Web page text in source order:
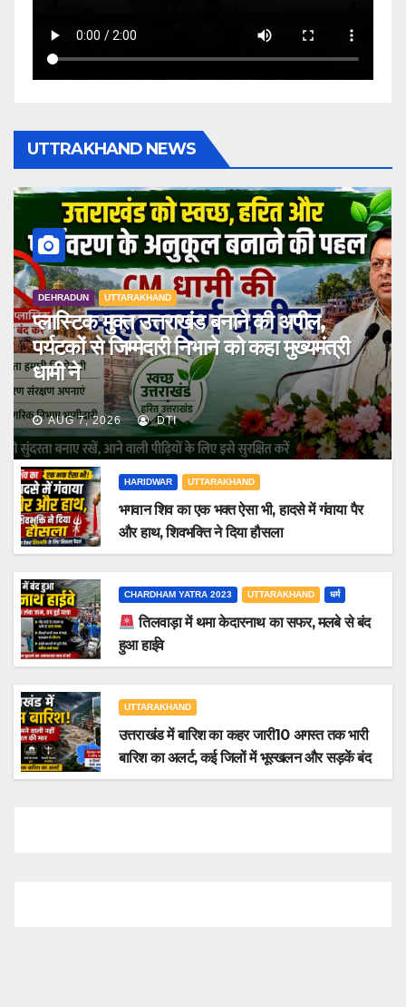
UTTRAKHAND NEWS
DEHRADUN UTTARAKHAND
प्लास्टिक मुक्त उत्तराखंड बनाने की अपील,
पर्यटकों से जिम्मेदारी निभाने को कहा मुख्यमंत्री
धामी ने
AUG 7, 2026 DTI
HARIDWAR UTTARAKHAND
भगवान शिव का एक भक्त ऐसा भी, हादसे में गंवाया पैर
और हाथ, शिवभक्ति ने दिया हौसला
CHARDHAM YATRA 2023 UTTARAKHAND धर्म
तिलवाड़ा में थमा केदारनाथ का सफर, मलबे से बंद
हुआ हाईवे
UTTARAKHAND
उत्तराखंड में बारिश का कहर जारी10 अगस्त तक भारी
बारिश का अलर्ट, कई जिलों में भूस्खलन और सड़कें बंद